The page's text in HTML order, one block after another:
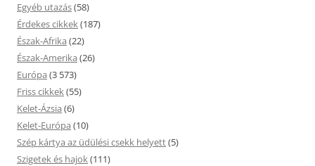
Egyéb utazás(58)
Érdekes cikkek(187)
Észak-Afrika (22)
Észak-Amerika (26)
Európa (3 573)
Friss cikkek(55)
Kelet-Ázsia (6)
Kelet-Európa (10)
Szép kártya az üdülési csekk helyett(5)
Szigetek és hajok(111)